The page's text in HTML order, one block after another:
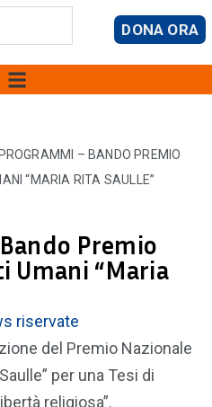
DONA ORA
PROGRAMMI – BANDO PREMIO
“MARIA RITA SAULLE”
Premio
Umani “Maria
riservate
del Premio Nazionale
per una Tesi di
religiosa”.